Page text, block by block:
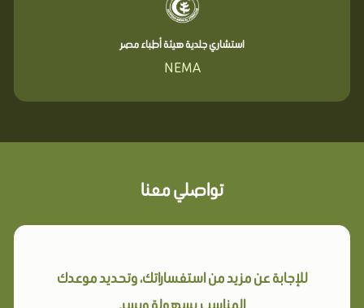
استشاري جلدية هيئة أطباء مصر
NEMA
تواصلي معنا
للإجابة عن مزيد من استفساراتك، وتحديد موعدك